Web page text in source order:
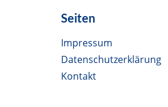
Seiten
Impressum
Datenschutzerklärung
Kontakt